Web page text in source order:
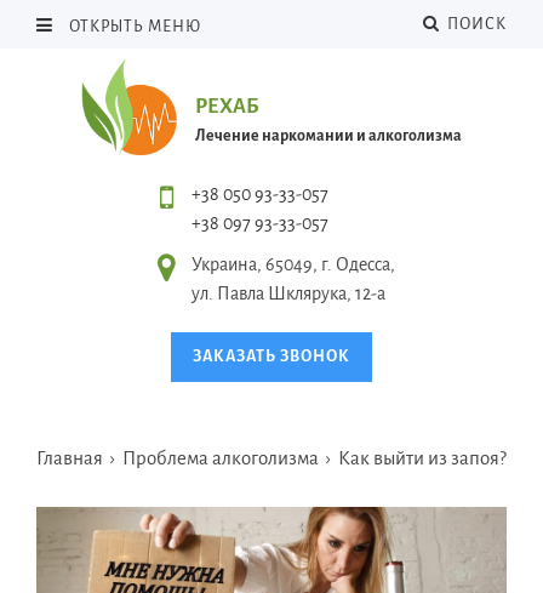
ОТКРЫТЬ МЕНЮ ПОИСК
РЕХАБ
Лечение наркомании и алкоголизма
+38 050 93-33-057
+38 097 93-33-057
Украина, 65049, г. Одесса,
ул. Павла Шклярука, 12-а
ЗАКАЗАТЬ ЗВОНОК
Главная › Проблема алкоголизма › Как выйти из запоя?